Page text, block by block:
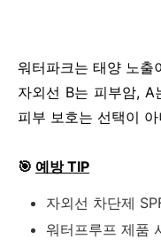
워터파크는 태양 노출
자외선 B는 피부암, A
피부 보호는 선택이
🎯 예방 TIP
자외선 차단제
워터프루프 제품